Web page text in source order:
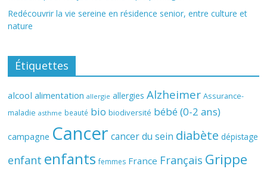
Redécouvrir la vie sereine en résidence senior, entre culture et
nature
Étiquettes
alcool alimentation allergie allergies Alzheimer Assurance-
maladie asthme beauté bio biodiversité bébé (0-2 ans)
campagne Cancer cancer du sein diabète dépistage
enfant enfants femmes France Français Grippe